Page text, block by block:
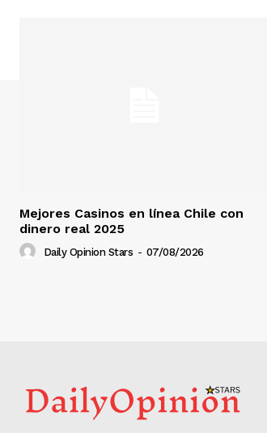
Mejores Casinos en línea Chile con
dinero real 2025
Daily Opinion Stars - 07/08/2026